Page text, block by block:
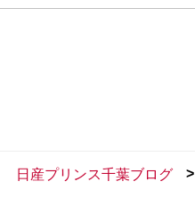
日産プリンス千葉ブログ >